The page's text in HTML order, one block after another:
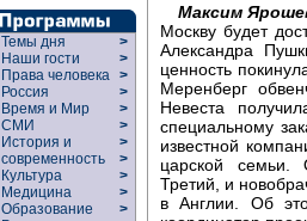
Темы дня
>
Наши гости
>
Права человека >
Россия
>
Время и Мир
>
СМИ
>
История и
современность
>
>
Культура
>
Медицина
>
Образование
>
Максим
Москву будет
Александра
ценность
Меренберг
Невеста
специальному
известной
царской семьи.
Третий, и
в Англии. Об